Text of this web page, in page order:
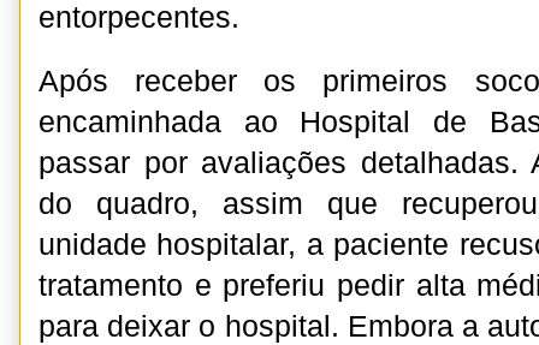
entorpecentes.
Após receber os primeiros
encaminhada ao Hospital de
passar por avaliações detalhadas.
do quadro, assim que
unidade hospitalar, a paciente
tratamento e preferiu pedir alta
para deixar o hospital. Embora a